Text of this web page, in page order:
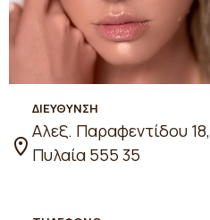
ΔΙΕΥΘΥΝΣΗ
Αλεξ. Παραφεντίδου 18,
Πυλαία 555 35